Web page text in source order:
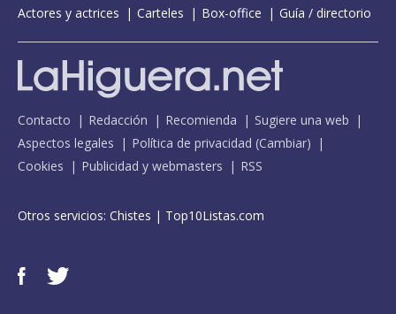
Actores y actrices
Carteles Box-office Guía / directorio
Contacto Redacción Recomienda
Sugiere una web
Aspectos legales
Política de privacidad (Cambiar)
Cookies
Publicidad y webmasters RSS
Otros servicios: Chistes | Top10Listas.com